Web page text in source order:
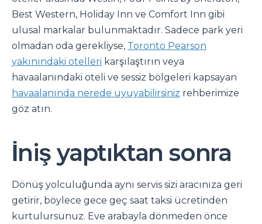
Best Western, Holiday Inn ve Comfort Inn gibi
ulusal markalar bulunmaktadır. Sadece park yeri
olmadan oda gerekliyse, Toronto Pearson
yakınındaki otelleri karşılaştırın veya
havaalanındaki oteli ve sessiz bölgeleri kapsayan
havaalanında nerede uyuyabilirsiniz rehberimize
göz atın.
İniş yaptıktan sonra
Dönüş yolculuğunda aynı servis sizi aracınıza geri
getirir, böylece gece geç saat taksi ücretinden
kurtulursunuz. Eve arabayla dönmeden önce